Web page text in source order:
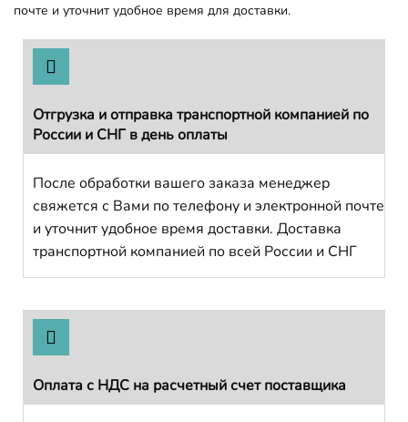
почте и уточнит удобное время для доставки.
Отгрузка и отправка транспортной компанией по
России и СНГ в день оплаты
После обработки вашего заказа менеджер
свяжется с Вами по телефону и электронной почте
и уточнит удобное время доставки. Доставка
транспортной компанией по всей России и СНГ
Оплата с НДС на расчетный счет поставщика